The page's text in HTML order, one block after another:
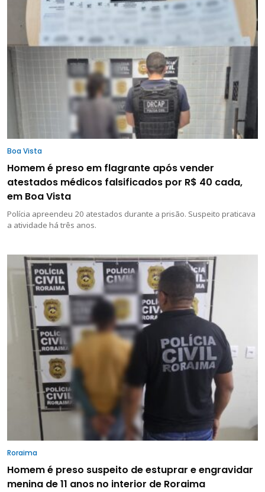
Boa Vista
Homem é preso em flagrante após vender
atestados médicos falsificados por R$ 40 cada,
em Boa Vista
Polícia apreendeu 20 atestados durante a prisão. Suspeito praticava
a atividade há três anos.
Roraima
Homem é preso suspeito de estuprar e engravidar
menina de 11 anos no interior de Roraima